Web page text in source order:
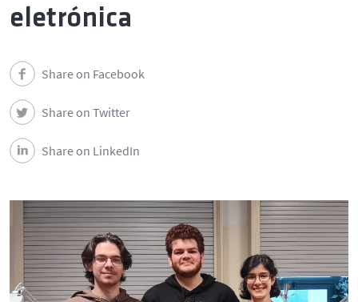
DEEC Contacts
Follow DEEC
eletrónica
Share on Facebook
Share on Twitter
Share on LinkedIn